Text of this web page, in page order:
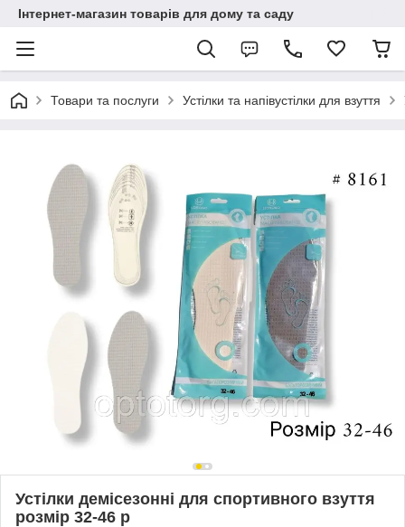
Інтернет-магазин товарів для дому та саду
Товари та послуги Устілки та напівустілки для взуття
Устілки демісезонні для спортивного взуття
розмір 32-46 р